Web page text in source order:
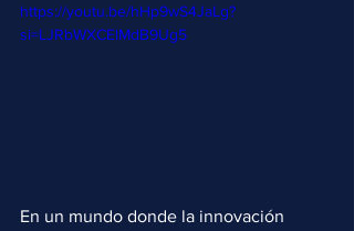
https://youtu.be/hHp9wS4JaLg?
si=LJRbWXCElMdB9Ug5
En un mundo donde la innovación